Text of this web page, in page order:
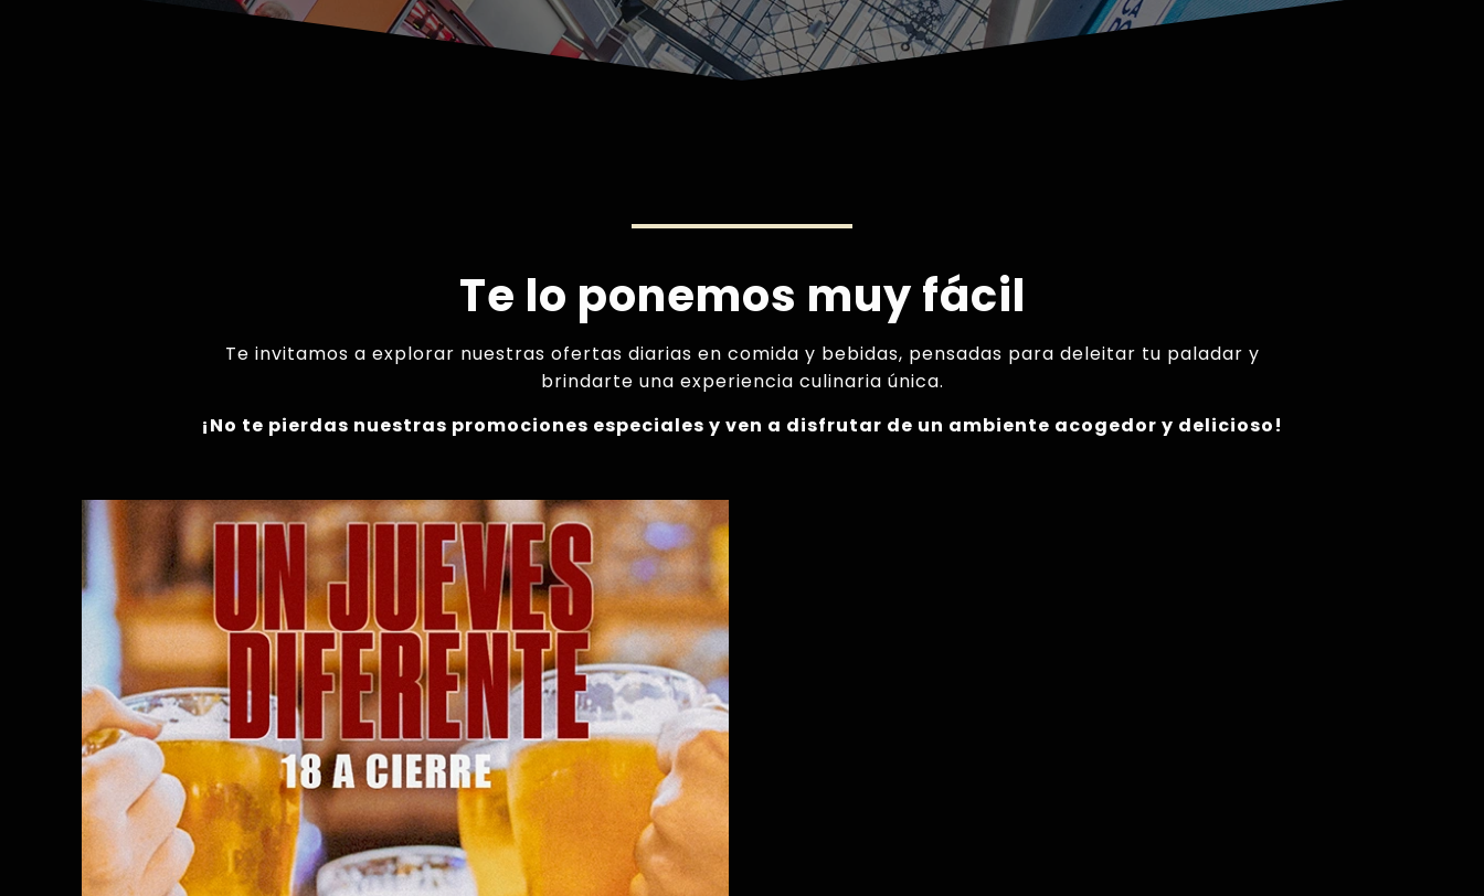
Te lo ponemos muy fácil
Te invitamos a explorar nuestras ofertas diarias en comida y bebidas, pensadas para deleitar tu paladar y
brindarte una experiencia culinaria única.
¡No te pierdas nuestras promociones especiales y ven a disfrutar de un ambiente acogedor y delicioso!